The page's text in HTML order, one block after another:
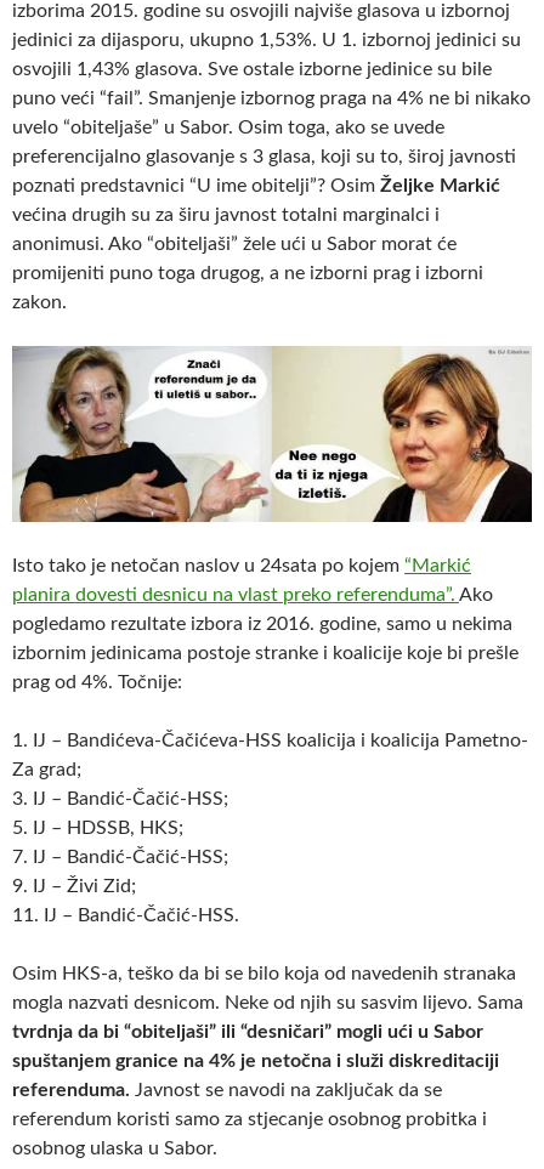
izborima 2015. godine su osvojili najviše glasova u izbornoj
jedinici za dijasporu, ukupno 1,53%. U 1. izbornoj jedinici su
osvojili 1,43% glasova. Sve ostale izborne jedinice su bile
puno veći “fail”. Smanjenje izbornog praga na 4% ne bi nikako
uvelo “obiteljaše” u Sabor. Osim toga, ako se uvede
preferencijalno glasovanje s 3 glasa, koji su to, široj javnosti
poznati predstavnici “U ime obitelji”? Osim Željke Markić
većina drugih su za širu javnost totalni marginalci i
anonimusi. Ako “obiteljaši” žele ući u Sabor morat će
promijeniti puno toga drugog, a ne izborni prag i izborni
zakon.
Isto tako je netočan naslov u 24sata po kojem “Markić
planira dovesti desnicu na vlast preko referenduma”. Ako
pogledamo rezultate izbora iz 2016. godine, samo u nekima
izbornim jedinicama postoje stranke i koalicije koje bi prešle
prag od 4%. Točnije:
1. IJ – Bandićeva-Čačićeva-HSS koalicija i koalicija Pametno-
Za grad;
3. IJ – Bandić-Čačić-HSS;
5. IJ – HDSSB, HKS;
7. IJ – Bandić-Čačić-HSS;
9. IJ – Živi Zid;
11. IJ – Bandić-Čačić-HSS.
Osim HKS-a, teško da bi se bilo koja od navedenih stranaka
mogla nazvati desnicom. Neke od njih su sasvim lijevo. Sama
tvrdnja da bi “obiteljaši” ili “desničari” mogli ući u Sabor
spuštanjem granice na 4% je netočna i služi diskreditaciji
referenduma. Javnost se navodi na zaključak da se
referendum koristi samo za stjecanje osobnog probitka i
osobnog ulaska u Sabor.